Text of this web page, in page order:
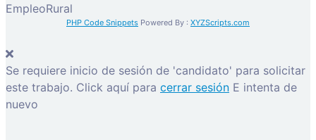
EmpleoRural
PHP Code Snippets Powered By : XYZScripts.com
Se requiere inicio de sesión de 'candidato' para solicitar
este trabajo. Click aquí para cerrar sesión E intenta de
nuevo